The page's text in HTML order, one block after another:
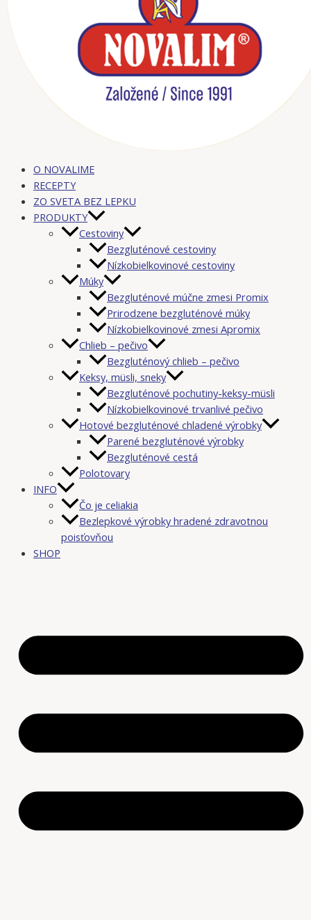
O NOVALIME
RECEPTY
ZO SVETA BEZ LEPKU
PRODUKTY
Cestoviny
Bezgluténové cestoviny
Nízkobielkovinové cestoviny
Múky
Bezgluténové múčne zmesi Promix
Prirodzene bezgluténové múky
Nízkobielkovinové zmesi Apromix
Chlieb – pečivo
Bezgluténový chlieb – pečivo
Keksy, müsli, sneky
Bezgluténové pochutiny-keksy-müsli
Nízkobielkovinové trvanlivé pečivo
Hotové bezgluténové chladené výrobky
Parené bezgluténové výrobky
Bezgluténové cestá
Polotovary
INFO
Čo je celiakia
Bezlepkové výrobky hradené zdravotnou
poisťovňou
SHOP